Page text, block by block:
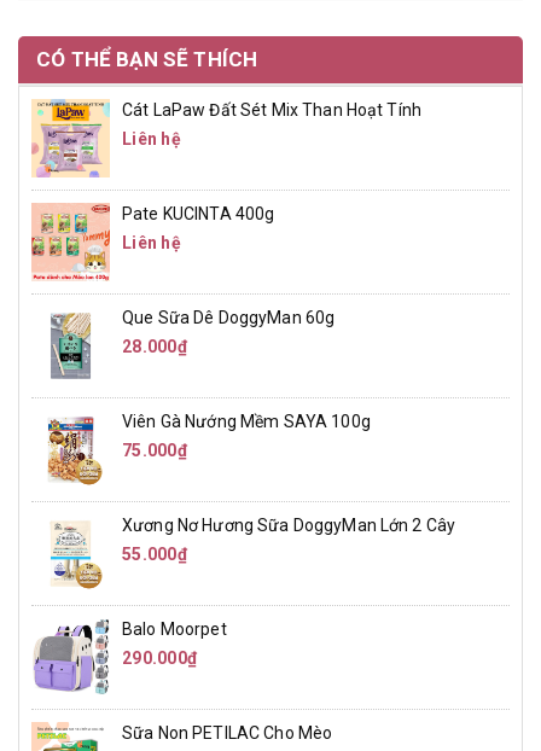
CÓ THỂ BẠN SẼ THÍCH
Cát LaPaw Đất Sét Mix Than Hoạt Tính
Liên hệ
Pate KUCINTA 400g
Liên hệ
Que Sữa Dê DoggyMan 60g
28.000₫
Viên Gà Nướng Mềm SAYA 100g
75.000₫
Xương Nơ Hương Sữa DoggyMan Lớn 2 Cây
55.000₫
Balo Moorpet
290.000₫
Sữa Non PETILAC Cho Mèo